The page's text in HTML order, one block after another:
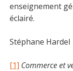
enseignement
éclairé.
Stéphane Hardel
[1] Commerce et